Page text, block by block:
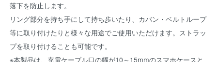
落下を防止します。
リング部分を持ち手にして持ち歩いたり、カバン・ベルトループ
等に取り付けたりと様々な用途でご使用いただけます。ストラッ
プを取り付けることも可能です。
※本製品は、充電ケーブル口の幅が10～15mmのスマホケースと